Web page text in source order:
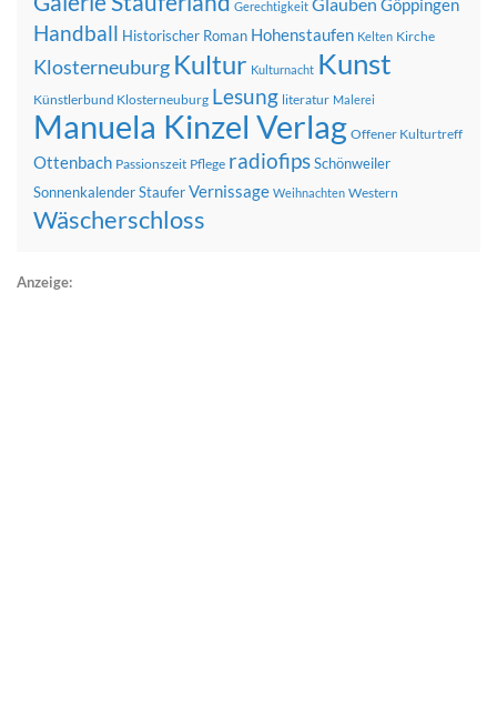
Gerechtigkeit Göppingen
Handball Historischer Roman Hohenstaufen Kelten Kirche
Klosterneuburg Kultur Kulturnacht Kunst
Künstlerbund Klosterneuburg Lesung literatur Malerei
Manuela Kinzel Verlag Offener Kulturtreff
Ottenbach Passionszeit Pflege radiofipsSchönweiler
SonnenkalenderStauferVernissage Weihnachten Western
Wäscherschloss
Anzeige: